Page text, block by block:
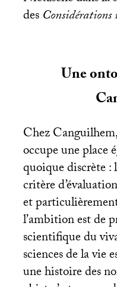
desConsidérations
Une
Chez
occupe une place
quoique discrète :
critère
et
l’ambition est de
scientifique du
sciences de la vie
une histoire des